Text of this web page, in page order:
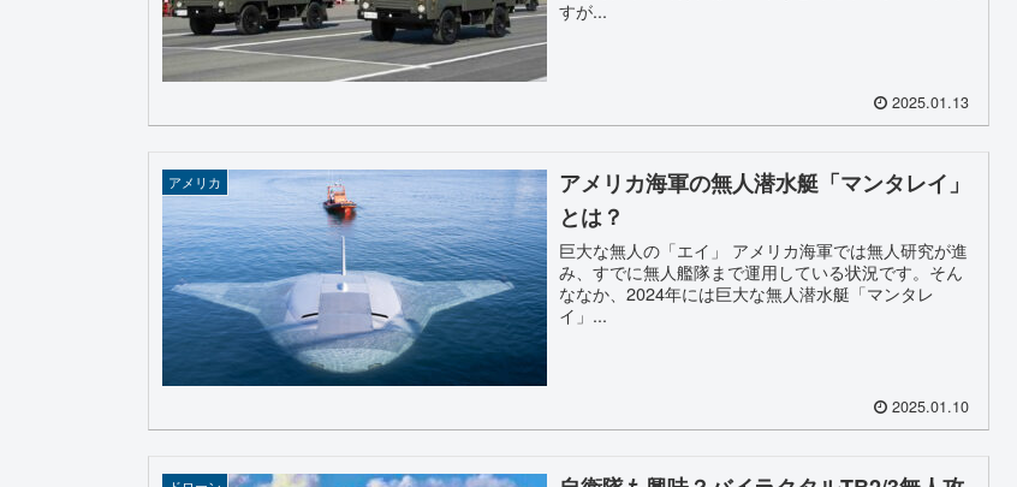
すが...
2025.01.13
アメリカ
アメリカ海軍の無人潜水艇「マンタレイ」
とは？
巨大な無人の「エイ」 アメリカ海軍では無人研究が進
み、すでに無人艦隊まで運用している状況です。そん
ななか、2024年には巨大な無人潜水艇「マンタレ
イ」...
2025.01.10